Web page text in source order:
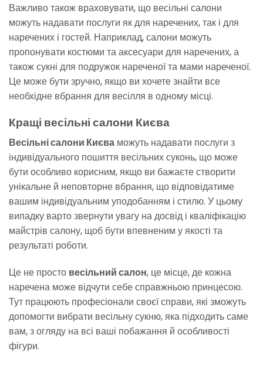
Важливо також враховувати, що весільні салони
можуть надавати послуги як для наречених, так і для
наречених і гостей. Наприклад, салони можуть
пропонувати костюми та аксесуари для наречених, а
також сукні для подружок нареченої та мами нареченої.
Це може бути зручно, якщо ви хочете знайти все
необхідне вбрання для весілля в одному місці.
Кращі весільні салони Києва
Весільні салони Києва можуть надавати послуги з
індивідуального пошиття весільних суконь, що може
бути особливо корисним, якщо ви бажаєте створити
унікальне й неповторне вбрання, що відповідатиме
вашим індивідуальним уподобанням і стилю. У цьому
випадку варто звернути увагу на досвід і кваліфікацію
майстрів салону, щоб бути впевненим у якості та
результаті роботи.
Це не просто весільний салон, це місце, де кожна
наречена може відчути себе справжньою принцесою.
Тут працюють професіонали своєї справи, які зможуть
допомогти вибрати весільну сукню, яка підходить саме
вам, з огляду на всі ваші побажання й особливості
фігури.